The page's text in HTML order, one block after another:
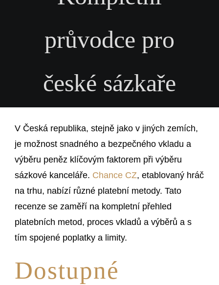
průvodce pro
české sázkaře
V Česká republika, stejně jako v jiných zemích,
je možnost snadného a bezpečného vkladu a
výběru peněz klíčovým faktorem při výběru
sázkové kanceláře. Chance CZ, etablovaný hráč
na trhu, nabízí různé platební metody. Tato
recenze se zaměří na kompletní přehled
platebních metod, proces vkladů a výběrů a s
tím spojené poplatky a limity.
Dostupné